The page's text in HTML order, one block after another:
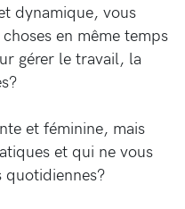
dynamique, vous
en même temps
gérer le travail, la
et féminine, mais
et qui ne vous
quotidiennes?